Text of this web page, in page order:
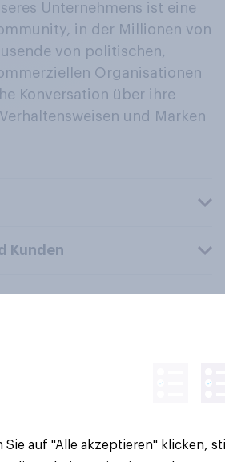
Unternehmens ist eine
in der Millionen von
von politischen,
Organisationen
Konversation über ihre
und Marken
Kunden
PLC. Alle Rechte vorbehalten.
Sie auf "Alle akzeptieren" klicken,